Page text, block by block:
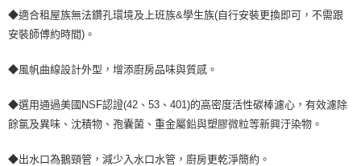
任。
４．使用「AFTEE先享後付」時，將依據個別帳號之用戶狀況，依本公司即
時審查核予不同之上限額度；若仍有額度不足之情形，本公司將視審查結果
５．嚴禁一人註冊多個帳號或使用他人資訊註冊。若發現惡意使用之情形，
◆適合租屋族無法鑽孔環境及上班族&學生族(自行安裝更換即可，不需跟
安裝師傅約時間)。
◆風帆曲線設計外型，增添廚房品味與質感。
◆選用通過美國NSF認證(42、53、401)的高密度活性碳棒濾心，有效濾除
餘氯及異味、沈積物、孢囊菌、重金屬鉛與塑膠微粒等新興汙染物。
◆出水口為鵝頸管，減少入水口水管，廚房更乾淨簡約。